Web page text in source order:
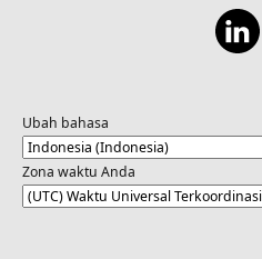
Ubah bahasa
Zona waktu Anda